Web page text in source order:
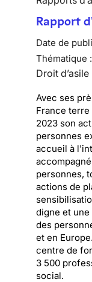
Rapport
Date de
Thématique :
Droit d’asile
Avec ses
France
2023 son
personnes
accueil à
personnes,
actions de
digne et
des
et en
centre de
3 500
social.